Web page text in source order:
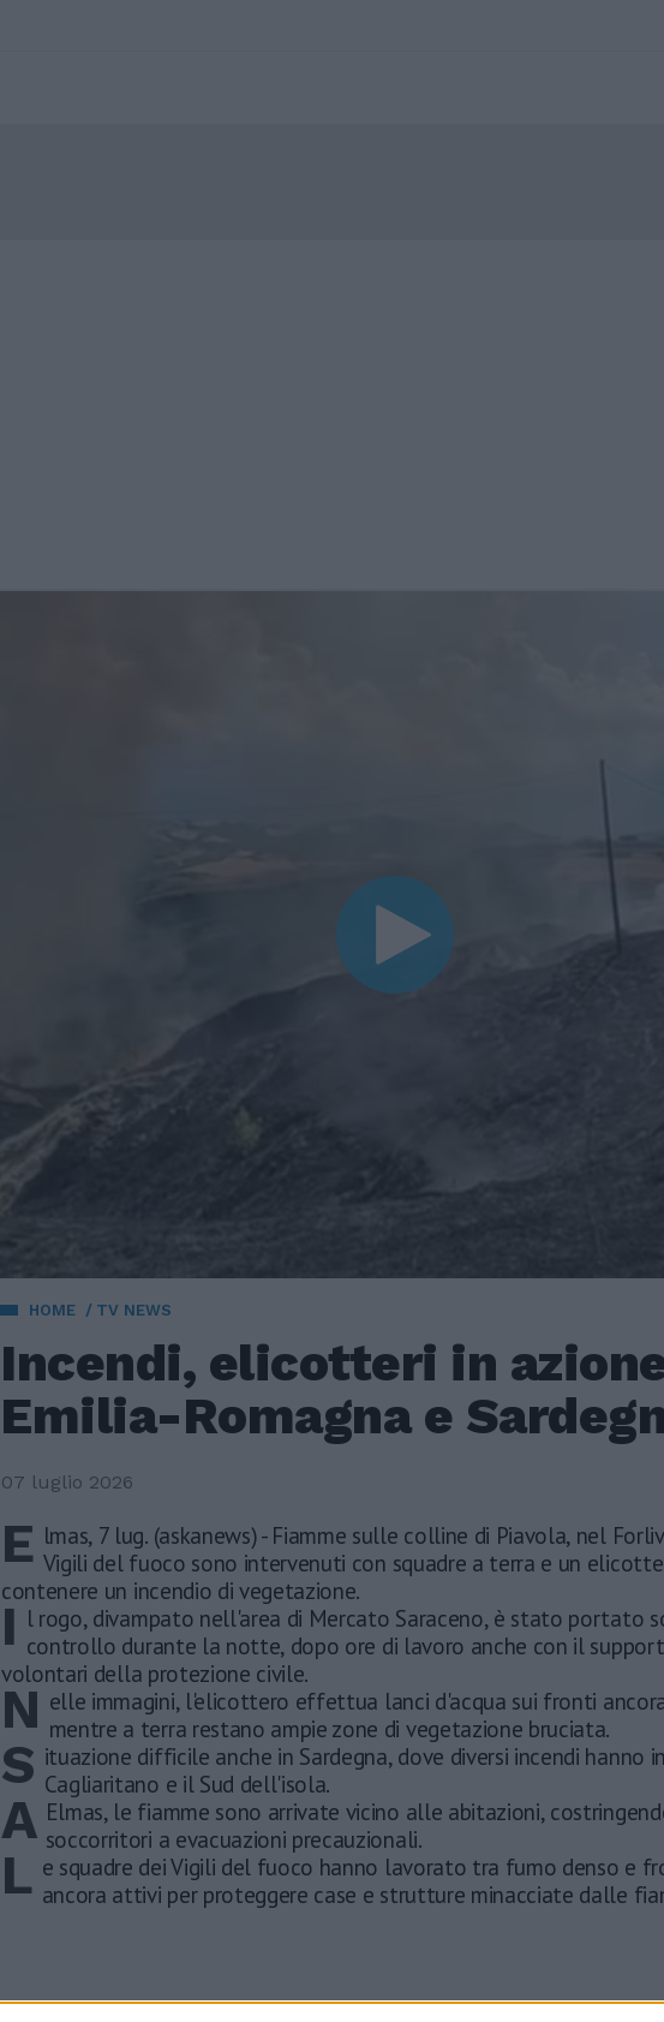
HOME TV NEWS
Incendi, elicotteri in
Emilia-Romagna e
07 luglio 2026
E lmas, 7 lug. (askanews) - Fiamme sulle colline di Piavola, nel
Vigili del fuoco sono intervenuti con squadre a terra e un
contenere un incendio di vegetazione.
I l rogo, divampato nell'area di Mercato Saraceno, è stato portato
controllo durante la notte, dopo ore di lavoro anche con il
volontari della protezione civile.
N elle immagini, l'elicottero effettua lanci d'acqua sui fronti
mentre a terra restano ampie zone di vegetazione bruciata.
S ituazione difficile anche in Sardegna, dove diversi incendi hanno
Cagliaritano e il Sud dell'isola.
A Elmas, le fiamme sono arrivate vicino alle abitazioni,
soccorritori a evacuazioni precauzionali.
L e squadre dei Vigili del fuoco hanno lavorato tra fumo denso e
ancora attivi per proteggere case e strutture minacciate dalle